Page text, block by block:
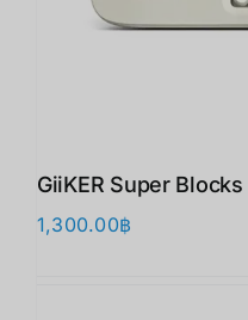
GiiKER Super Blocks
1,300.00฿